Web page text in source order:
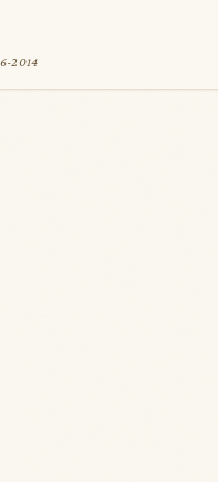
2014